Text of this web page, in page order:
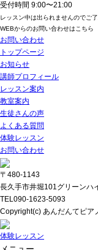
受付時間 9:00〜21:00
レッスン中は出られませんのでご了
WEBからのお問い合わせはこちら
お問い合わせ
トップページ
お知らせ
講師プロフィール
レッスン案内
教室案内
生徒さんの声
よくある質問
体験レッスン
お問い合わせ
〒480-1143
長久手市井堀101グリーンハ
TEL090-1623-5093
Copyright(c) あんだんてピア
体験レッスン